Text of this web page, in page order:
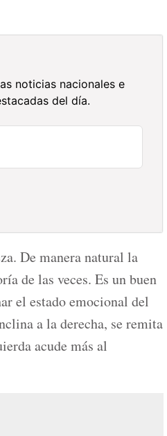
noticias nacionales e
del día.
De manera natural la
de las veces. Es un buen
el estado emocional del
a la derecha, se remita
acude más al